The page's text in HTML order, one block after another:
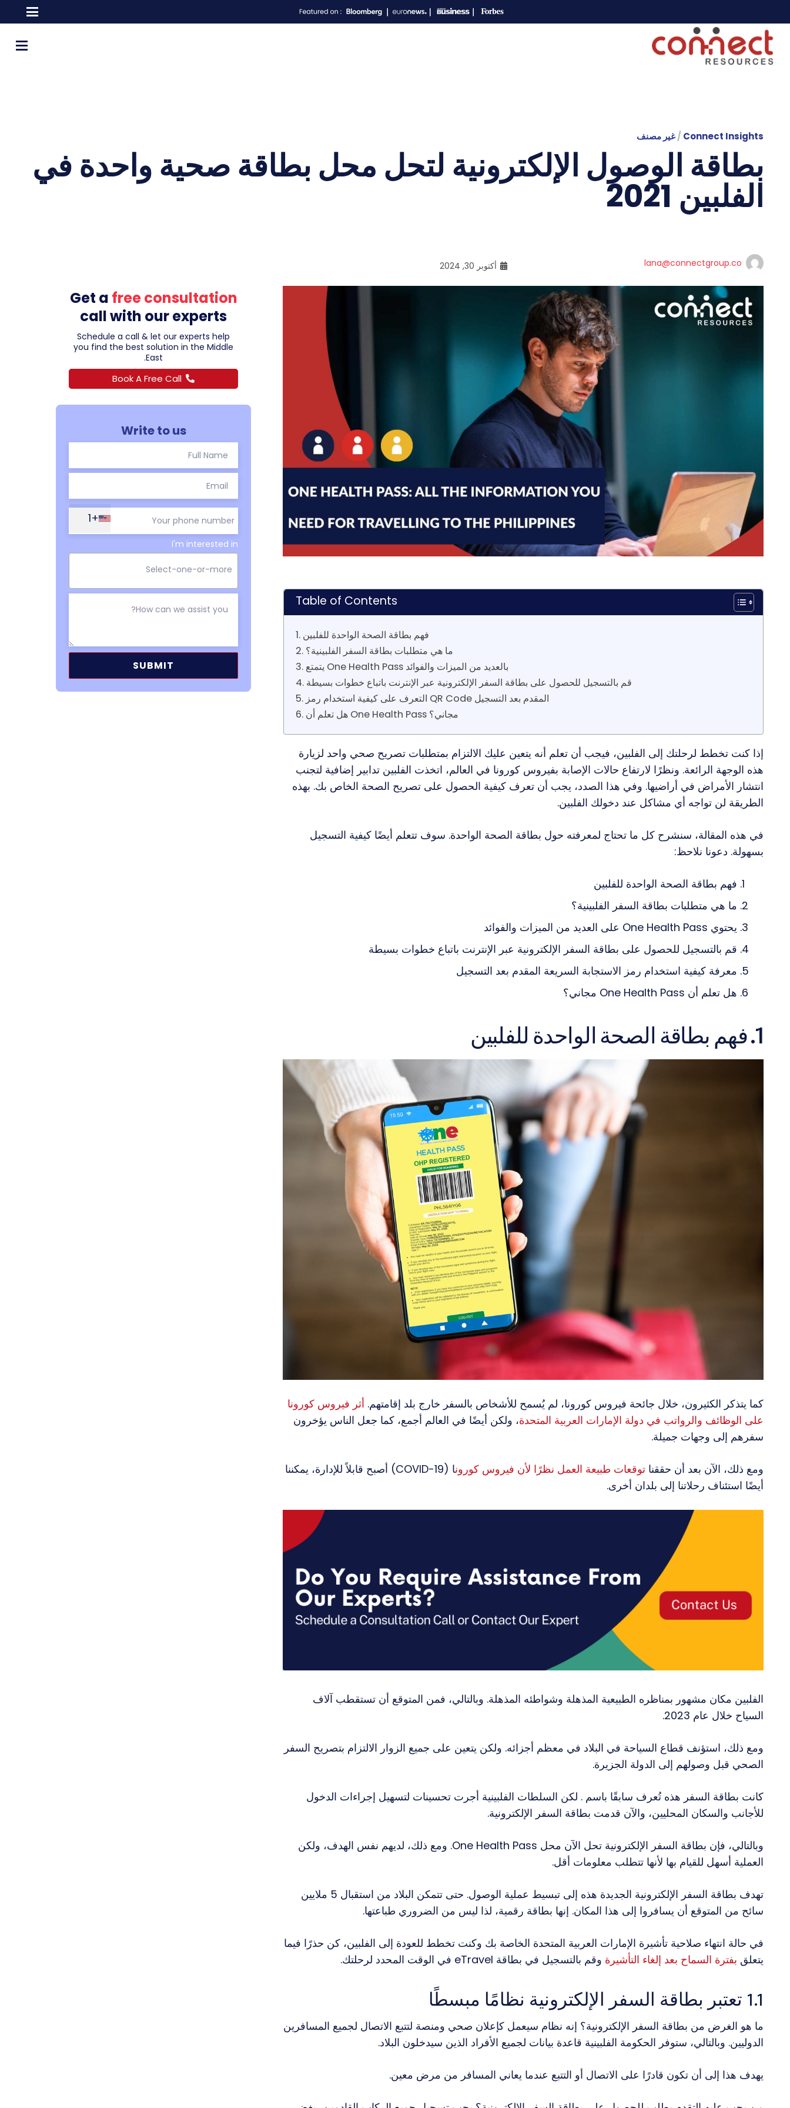
Connect Insights
/غير مصنف
بطاقة الوصول الإلكترونية لتحل محل بطاقة صحية واحدة في
الفلبين 2021
lana@connectgroup.co أكتوبر 30, 2024
Table of Contents
1. فهم بطاقة الصحة الواحدة للفلبين
2. ما هي متطلبات بطاقة السفر الفلبينية؟
3. يتمتع One Health Pass بالعديد من الميزات والفوائد
4. قم بالتسجيل للحصول على بطاقة السفر الإلكترونية عبر الإنترنت باتباع خطوات بسيطة
5. التعرف على كيفية استخدام رمز QR Code المقدم بعد التسجيل
6. هل تعلم أن One Health Pass مجاني؟
إذا كنت تخطط لرحلتك إلى الفلبين، فيجب أن تعلم أنه يتعين عليك الالتزام بمتطلبات تصريح صحي واحد لزيارة
هذه الوجهة الرائعة. ونظرًا لارتفاع حالات الإصابة بفيروس كورونا في العالم، اتخذت الفلبين تدابير إضافية لتجنب
انتشار الأمراض في أراضيها. وفي هذا الصدد، يجب أن تعرف كيفية الحصول على تصريح الصحة الخاص بك. بهذه
الطريقة لن تواجه أي مشاكل عند دخولك الفلبين.
في هذه المقالة، سنشرح كل ما تحتاج لمعرفته حول بطاقة الصحة الواحدة. سوف تتعلم أيضًا كيفية التسجيل
بسهولة. دعونا نلاحظ:
فهم بطاقة الصحة الواحدة للفلبين
ما هي متطلبات بطاقة السفر الفلبينية؟
يحتوي One Health Pass على العديد من الميزات والفوائد
قم بالتسجيل للحصول على بطاقة السفر الإلكترونية عبر الإنترنت باتباع خطوات بسيطة
معرفة كيفية استخدام رمز الاستجابة السريعة المقدم بعد التسجيل
هل تعلم أن One Health Pass مجاني؟
1. فهم بطاقة الصحة الواحدة للفلبين
كما يتذكر الكثيرون، خلال جائحة فيروس كورونا، لم يُسمح للأشخاص بالسفر خارج بلد إقامتهم. أثر فيروس كورونا
على الوظائف والرواتب في دولة الإمارات العربية المتحدة، ولكن أيضًا في العالم أجمع، كما جعل الناس يؤخرون
سفرهم إلى وجهات جميلة.
ومع ذلك، الآن بعد أن حققنا توقعات طبيعة العمل نظرًا لأن فيروس كورون
ا (COVID-19) أصبح قابلاً للإدارة، يمكننا
أيضًا استئناف رحلاتنا إلى بلدان أخرى.
الفلبين مكان مشهور بمناظره الطبيعية المذهلة وشواطئه المذهلة. وبالتالي، فمن المتوقع أن تستقطب آلاف
السياح خلال عام 2023.
ومع ذلك، استؤنف قطاع السياحة في البلاد في معظم أجزائه. ولكن يتعين على جميع الزوار الالتزام بتصريح السفر
الصحي قبل وصولهم إلى الدولة الجزيرة.
كانت بطاقة السفر هذه تُعرف سابقًا باسم . لكن السلطات الفلبينية أجرت تحسينات لتسهيل إجراءات الدخول
للأجانب والسكان المحليين، والآن قدمت بطاقة السفر الإلكترونية.
وبالتالي، فإن بطاقة السفر الإلكترونية تحل الآن محل One Health Pass. ومع ذلك، لديهم نفس الهدف، ولكن
العملية أسهل للقيام بها لأنها تتطلب معلومات أقل.
تهدف بطاقة السفر الإلكترونية الجديدة هذه إلى تبسيط عملية الوصول. حتى تتمكن البلاد من استقبال 5 ملايين
سائح من المتوقع أن يسافروا إلى هذا المكان. إنها بطاقة رقمية، لذا ليس من الضروري طباعتها.
في حالة انتهاء صلاحية تأشيرة الإمارات العربية المتحدة الخاصة بك وكنت تخطط للعودة إلى الفلبين، كن حذرًا فيما
يتعلق بفترة السماح بعد إلغاء التأشيرة وقم بالتسجيل في بطاقة eTravel في الوقت المحدد لرحلتك.
1.1 تعتبر بطاقة السفر الإلكترونية نظامًا مبسطًا
ما هو الغرض من بطاقة السفر الإلكترونية؟ إنه نظام سيعمل كإعلان صحي ومنصة لتتبع الاتصال لجميع المسافرين
الدوليين. وبالتالي، ستوفر الحكومة الفلبينية قاعدة بيانات لجميع الأفراد الذين سيدخلون البلاد.
يهدف هذا إلى أن تكون قادرًا على الاتصال أو التتبع عندما يعاني المسافر من مرض معين.
Get a free consultation
call with our experts
Schedule a call & let our experts help
you find the best solution in the Middle
East.
Book A Free Call
Write to us
+1
I'm interested in